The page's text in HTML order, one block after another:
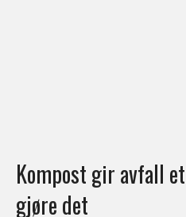
Kompost gir avfall
gjøre det